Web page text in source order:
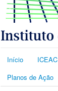
Início ICEAC
Planos de Ação